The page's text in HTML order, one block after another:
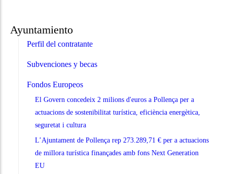
Ayuntamiento
Perfil del contratante
Subvenciones y becas
Fondos Europeos
El Govern concedeix 2 milions d'euros a Pollença per a
actuacions de sostenibilitat turística, eficiència energètica,
seguretat i cultura
L’Ajuntament de Pollença rep 273.289,71 € per a actuacions
de millora turística finançades amb fons Next Generation
EU